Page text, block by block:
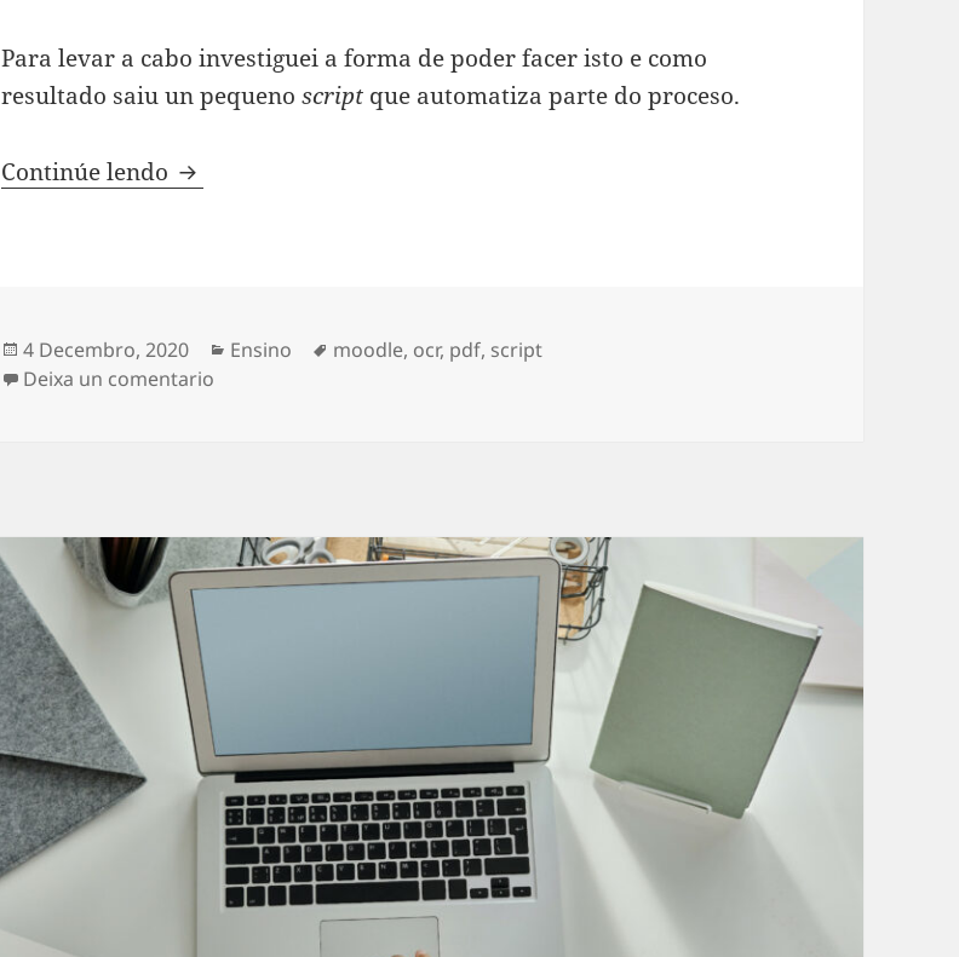
Para levar a cabo investiguei a forma de poder facer isto e como
resultado saiu un pequenoscript que automatiza parte do proceso.
Continúe lendo Automatizando a subida de traballos escritos en Moodle
Publicado
o
4 Decembro, 2020 Categorias
Ensino Etiquetas
moodle, ocr, pdf, script
Deixa un comentario